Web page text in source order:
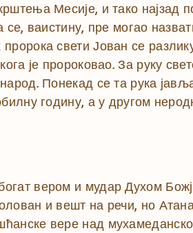
Месије, и тако најзад
ваистину, пре могао
свети Јован се
је пророковао. За руку
Понекад се та рука
годину, а у другом
вером и мудар Духом
и вешт на речи, но
вере над